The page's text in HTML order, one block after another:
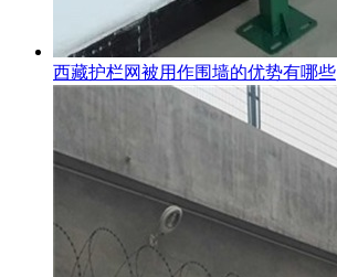
西藏护栏网被用作围墙的优势有哪些